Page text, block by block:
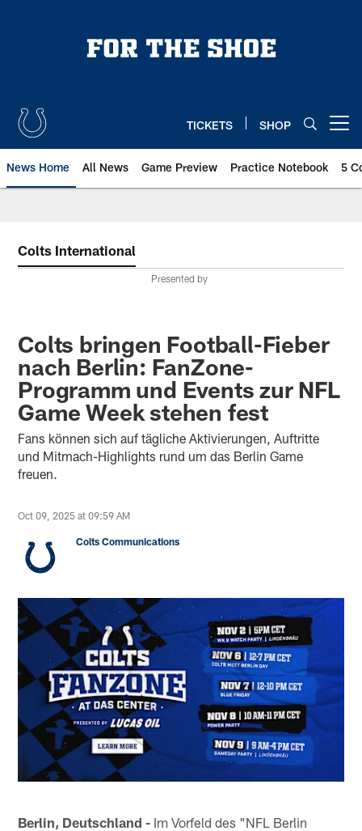
TICKETS SHOP
News Home All News Game Preview Practice Notebook 5
Colts International
Presented by
Colts bringen Football-Fieber
nach Berlin: FanZone-
Programm und Events zur NFL
Game Week stehen fest
Fans können sich auf tägliche Aktivierungen, Auftritte
und Mitmach-Highlights rund um das Berlin Game
freuen.
Oct 09, 2025 at 09:59 AM
Colts Communications
Berlin, Deutschland - Im Vorfeld des "NFL Berlin